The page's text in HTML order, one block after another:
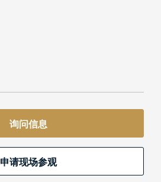
询问信息
申请现场参观